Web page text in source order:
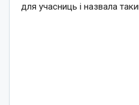
для учасниць і назвала